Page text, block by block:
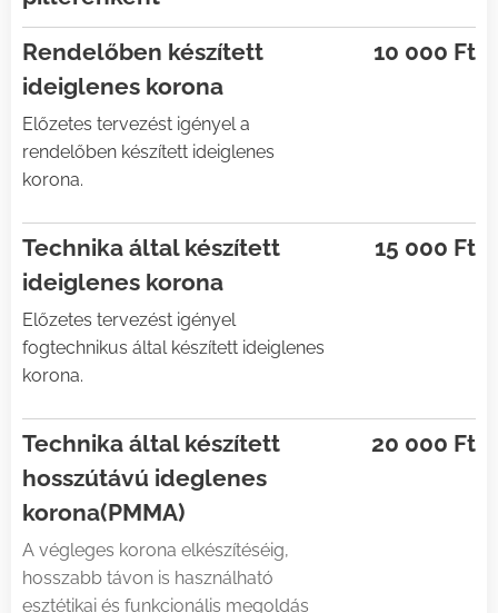
Rendelőben készített
ideiglenes korona
Előzetes tervezést igényel a
rendelőben készített ideiglenes
korona.
10 000 Ft
Technika által készített
ideiglenes korona
Előzetes tervezést igényel
fogtechnikus által készített ideiglenes
korona.
15 000 Ft
Technika által készített
hosszútávú ideglenes
korona(PMMA)
A végleges korona elkészítéséig,
hosszabb távon is használható
esztétikai és funkcionális megoldás
20 000 Ft